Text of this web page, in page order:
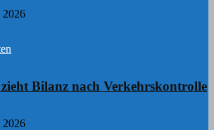
2026
Bilanz nach Verkehrskontrolle
2026